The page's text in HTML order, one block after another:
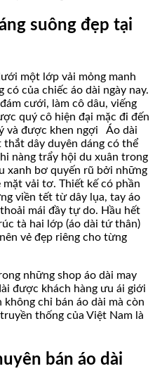
suông đẹp tại
một lớp vải mỏng manh
có của chiếc áo dài ngày nay.
cưới, làm cô dâu, viếng
quý cô hiện đại mặc đi đến
và được khen ngợi
Áo dài
dây duyên dáng có thể
nàng trẩy hội du xuân trong
xanh bơ quyến rũ bởi những
vải tơ. Thiết kế có phần
viền tết từ dây lụa, tay áo
mái đầy tự do. Hầu hết
tà hai lớp (áo dài tứ thân)
vẻ đẹp riêng cho từng
những shop áo dài may
được khách hàng ưu ái giới
chỉ bán áo dài mà còn
thống của Việt Nam là
bán áo dài